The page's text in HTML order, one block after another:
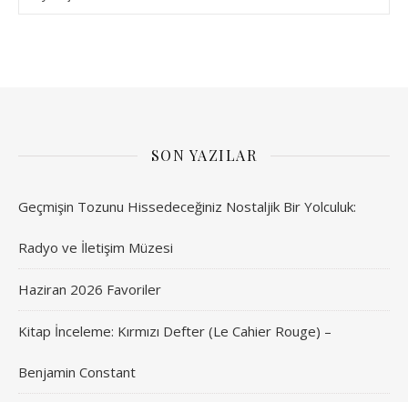
SON YAZILAR
Geçmişin Tozunu Hissedeceğiniz Nostaljik Bir Yolculuk:
Radyo ve İletişim Müzesi
Haziran 2026 Favoriler
Kitap İnceleme: Kırmızı Defter (Le Cahier Rouge) –
Benjamin Constant